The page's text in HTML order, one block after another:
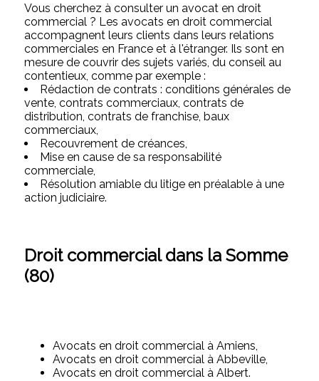
Vous cherchez à consulter un avocat en droit
commercial ? Les avocats en droit commercial
accompagnent leurs clients dans leurs relations
commerciales en France et à l'étranger. Ils sont en
mesure de couvrir des sujets variés, du conseil au
contentieux, comme par exemple :
Rédaction de contrats : conditions générales de
vente, contrats commerciaux, contrats de
distribution, contrats de franchise, baux
commerciaux,
Recouvrement de créances,
Mise en cause de sa responsabilité
commerciale,
Résolution amiable du litige en préalable à une
action judiciaire.
Droit commercial dans la Somme
(80)
Avocats en droit commercial à Amiens,
Avocats en droit commercial à Abbeville,
Avocats en droit commercial à Albert.